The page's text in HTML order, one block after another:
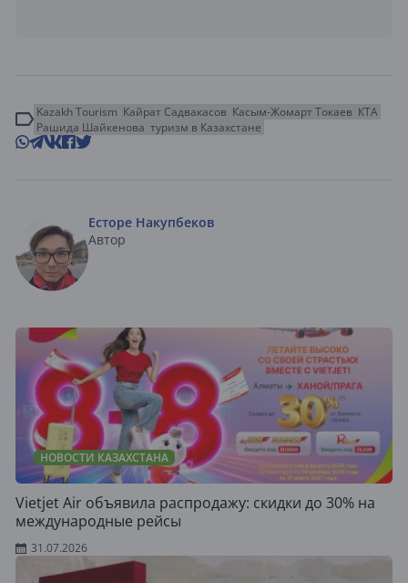
Kazakh Tourism Кайрат Садвакасов Касым-Жомарт Токаев КТА
Рашида Шайкенова туризм в Казахстане
Есторе Накупбеков
Автор
НОВОСТИ КАЗАХСТАНА
Vietjet Air объявила распродажу: скидки до 30% на
международные рейсы
31.07.2026